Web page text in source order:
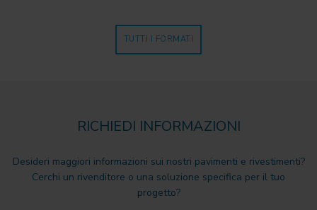
TUTTI I FORMATI
RICHIEDI INFORMAZIONI
Desideri maggiori informazioni sui nostri pavimenti e rivestimenti?
Cerchi un rivenditore o una soluzione specifica per il tuo
progetto?